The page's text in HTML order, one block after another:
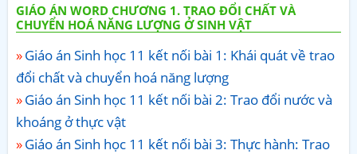
GIÁO ÁN WORD CHƯƠNG 1. TRAO ĐỔI CHẤT VÀ
CHUYỂN HOÁ NĂNG LƯỢNG Ở SINH VẬT
Giáo án Sinh học 11 kết nối bài 1: Khái quát về trao
đổi chất và chuyển hoá năng lượng
Giáo án Sinh học 11 kết nối bài 2: Trao đổi nước và
khoáng ở thực vật
Giáo án Sinh học 11 kết nối bài 3: Thực hành: Trao